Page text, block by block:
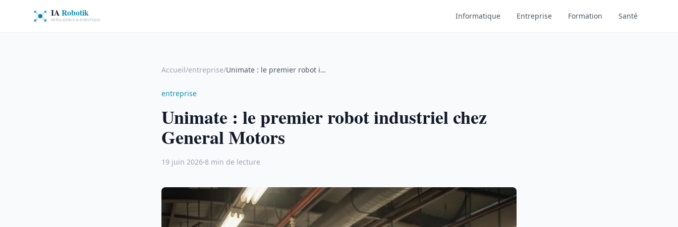
Informatique Entreprise Formation Santé
Accueil/entreprise/ Unimate : le premier robot industriel chez General Motors
entreprise
Unimate : le premier robot industriel chez
General Motors
19 juin 2026 8 min de lecture